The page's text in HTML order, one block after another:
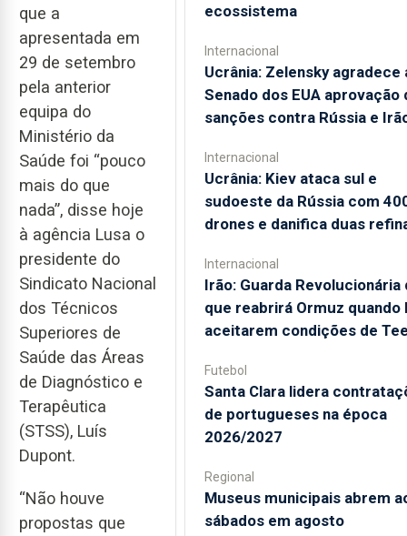
que a
apresentada em
29 de setembro
pela anterior
equipa do
Ministério da
Saúde foi “pouco
mais do que
nada”, disse hoje
à agência Lusa o
presidente do
Sindicato Nacional
dos Técnicos
Superiores de
Saúde das Áreas
de Diagnóstico e
Terapêutica
(STSS), Luís
Dupont.
“Não houve
propostas que
ecossistema
Internacional
Ucrânia: Zelensky agradece
Senado dos EUA aprovação
sanções contra Rússia e
Internacional
Ucrânia: Kiev ataca sul e
sudoeste da Rússia com
drones e danifica duas
Internacional
Irão: Guarda Revolucionária
que reabrirá Ormuz quando
aceitarem condições de
Futebol
Santa Clara lidera
de portugueses na época
2026/2027
Regional
Museus municipais abrem
sábados em agosto